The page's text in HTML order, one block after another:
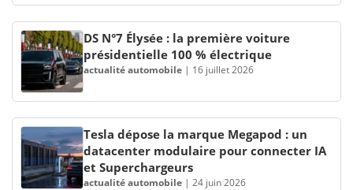
DS N°7 Élysée : la première voiture
présidentielle 100 % électrique
actualité automobile | 16 juillet 2026
Tesla dépose la marque Megapod : un
datacenter modulaire pour connecter IA
et Superchargeurs
actualité automobile | 24 juin 2026